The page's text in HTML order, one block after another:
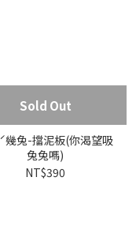
Sold Out
幾兔-擋泥板(你渴望吸
兔兔嗎)
NT$390